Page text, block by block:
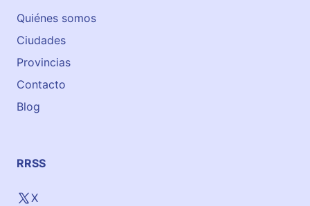
Quiénes somos
Ciudades
Provincias
Contacto
Blog
RRSS
X